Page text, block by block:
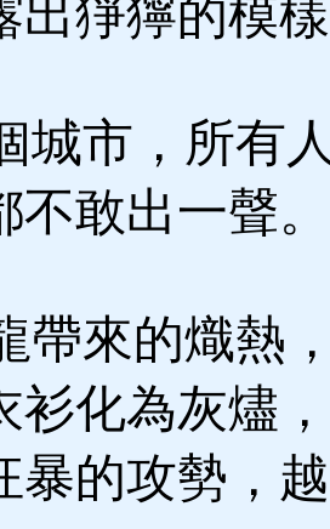
出猙獰的模
市，所有
不敢出一聲。
來的熾熱
衫化為灰燼
暴的攻勢，